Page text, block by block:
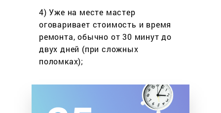
4) Уже на месте мастер
оговаривает стоимость и время
ремонта, обычно от 30 минут до
двух дней (при сложных
поломках);